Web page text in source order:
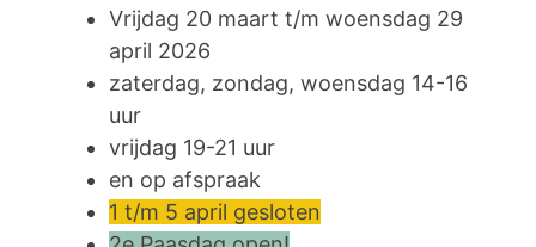
Vrijdag 20 maart t/m woensdag 29
april 2026
zaterdag, zondag, woensdag 14-16
uur
vrijdag 19-21 uur
en op afspraak
1 t/m 5 april gesloten